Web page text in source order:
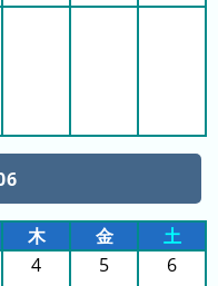
木 金
土
4 5 6